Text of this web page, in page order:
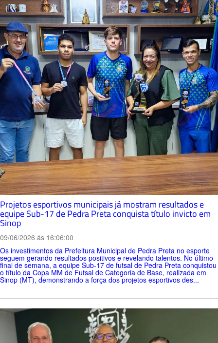
Projetos esportivos municipais já mostram resultados e
equipe Sub-17 de Pedra Preta conquista título invicto em
Sinop
09/06/2026 ás 16:06:00
Os investimentos da Prefeitura Municipal de Pedra Preta no esporte
seguem gerando resultados positivos e revelando talentos. No último
final de semana, a equipe Sub-17 de futsal de Pedra Preta conquistou
o título da Copa MM de Futsal de Categoria de Base, realizada em
Sinop (MT), demonstrando a força dos projetos esportivos des...